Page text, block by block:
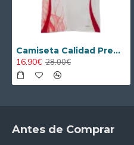
Camiseta Calidad Premium Japón Away 2024
16.90€ 28.00€
Antes de Comprar